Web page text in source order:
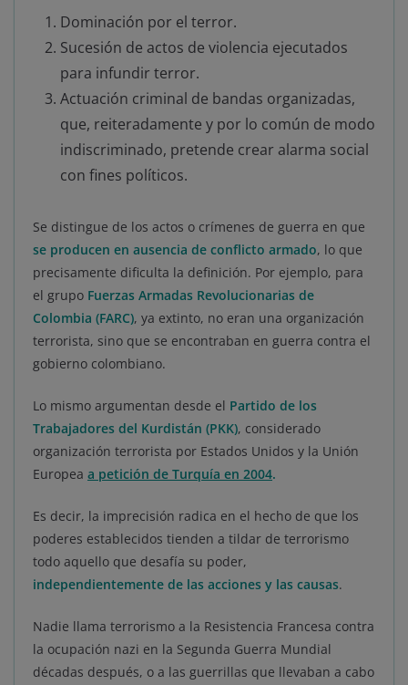
Dominación por el terror.
Sucesión de actos de violencia ejecutados
para infundir terror.
Actuación criminal de bandas organizadas,
que, reiteradamente y por lo común de modo
indiscriminado, pretende crear alarma social
con fines políticos.
Se distingue de los actos o crímenes de guerra en que
se producen en ausencia de conflicto armado, lo que
precisamente dificulta la definición. Por ejemplo, para
el grupo Fuerzas Armadas Revolucionarias de
Colombia (FARC), ya extinto, no eran una organización
terrorista, sino que se encontraban en guerra contra el
gobierno colombiano.
Lo mismo argumentan desde el Partido de los
Trabajadores del Kurdistán (PKK), considerado
organización terrorista por Estados Unidos y la Unión
Europea a petición de Turquía en 2004.
Es decir, la imprecisión radica en el hecho de que los
poderes establecidos tienden a tildar de terrorismo
todo aquello que desafía su poder,
independientemente de las acciones y las causas.
Nadie llama terrorismo a la Resistencia Francesa contra
la ocupación nazi en la Segunda Guerra Mundial
décadas después, o a las guerrillas que llevaban a cabo